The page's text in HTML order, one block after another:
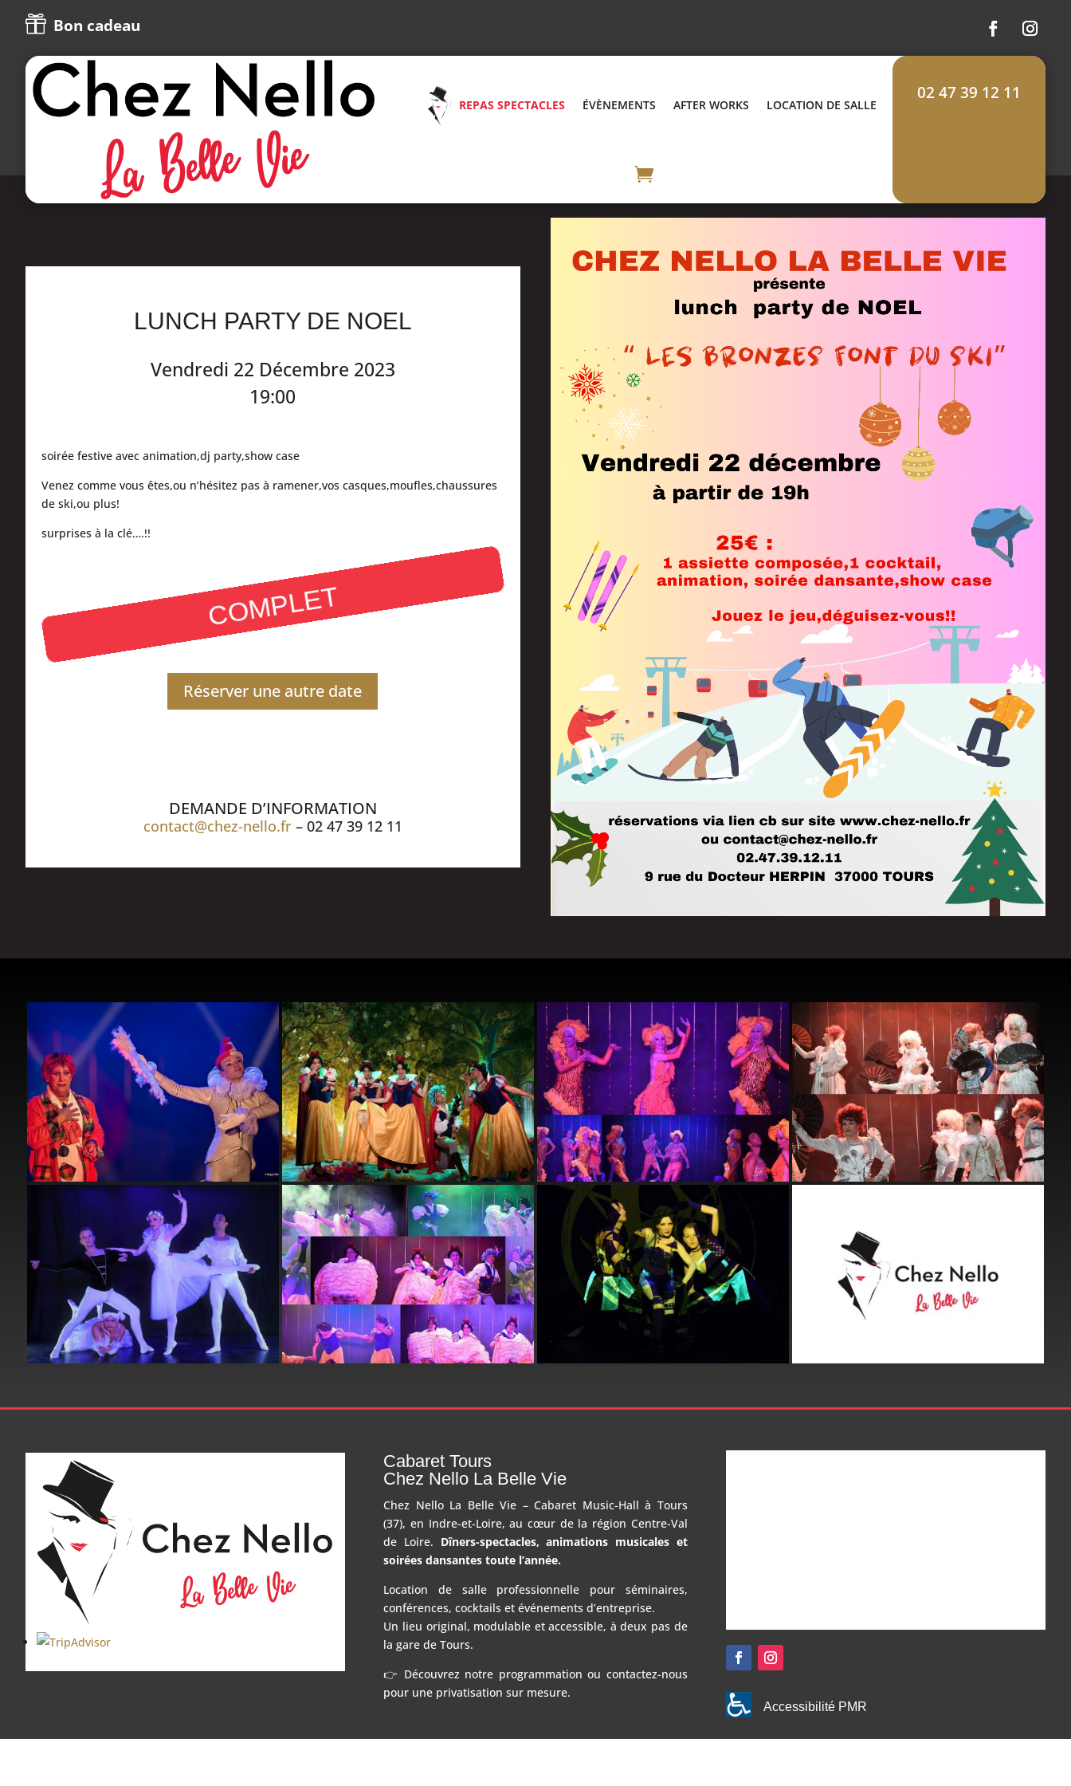
 Bon cadeau
REPAS SPECTACLES ÉVÈNEMENTS AFTER WORKS LOCATION DE SALLE
02 47 39 12 11
LUNCH PARTY DE NOEL
Vendredi 22 Décembre 2023
19:00
soirée festive avec animation,dj party,show case
Venez comme vous êtes,ou n’hésitez pas à ramener,vos casques,moufles,chaussures
de ski,ou plus!
surprises à la clé….!!
COMPLET
Réserver une autre date
DEMANDE D’INFORMATION
contact@chez-nello.fr– 02 47 39 12 11
Cabaret Tours
Chez Nello La Belle Vie
Chez Nello La Belle Vie – Cabaret Music-Hall à Tours
(37), en Indre-et-Loire, au cœur de la région Centre-Val
de Loire. Dîners-spectacles, animations musicales et
soirées dansantes toute l’année.
Location de salle professionnelle pour séminaires,
conférences, cocktails et événements d’entreprise.
Un lieu original, modulable et accessible, à deux pas de
la gare de Tours.
👉 Découvrez notre programmation ou contactez-nous
pour une privatisation sur mesure.
Accessibilité PMR